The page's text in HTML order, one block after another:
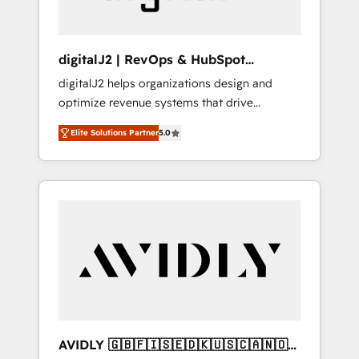
digitalJ2 | RevOps & HubSpot
Implementations
digitalJ2 helps organizations design and
optimize revenue systems that drive
scalable, predictable growth. As a triple-
accredited HubSpot Solutions Partner, we
specialize in both strategic RevOps planning
and hands-on technical execution - building
Services - Managed IT (MSP) - Franchises -
Professional Services - And more! How we
Custom integrations and workflow
Elite Solutions Partner5.0
AVIDLY 🇬🇧🇫🇮🇸🇪🇩🇰🇺🇸🇨🇦🇳🇴